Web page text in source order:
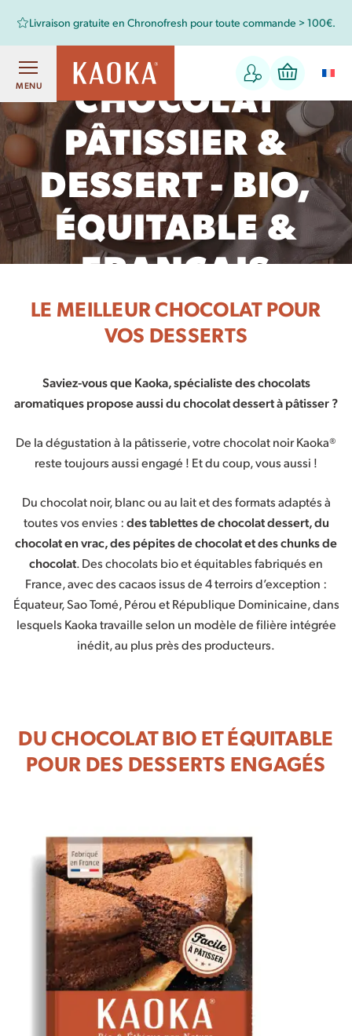
en Chronofresh pour toute commande > 100€.
MENU
CHOCOLAT
PÂTISSIER &
DESSERT - BIO,
ÉQUITABLE &
FRANÇAIS
LE MEILLEUR CHOCOLAT POUR
VOS DESSERTS
Saviez-vous que Kaoka, spécialiste des chocolats
aromatiques propose aussi du chocolat dessert à pâtisser ?
De la dégustation à la pâtisserie, votre chocolat noir Kaoka®
reste toujours aussi engagé ! Et du coup, vous aussi !
Du chocolat noir, blanc ou au lait et des formats adaptés à
toutes vos envies :des tablettes de chocolat dessert, du
chocolat en vrac, des pépites de chocolat et des chunks de
chocolat. Des chocolats bio et équitables fabriqués en
France, avec des cacaos issus de 4 terroirs d’exception :
Équateur, Sao Tomé, Pérou et République Dominicaine, dans
lesquels Kaoka travaille selon un modèle de filière intégrée
inédit, au plus près des producteurs.
DU CHOCOLAT BIO ET ÉQUITABLE
POUR DES DESSERTS ENGAGÉS